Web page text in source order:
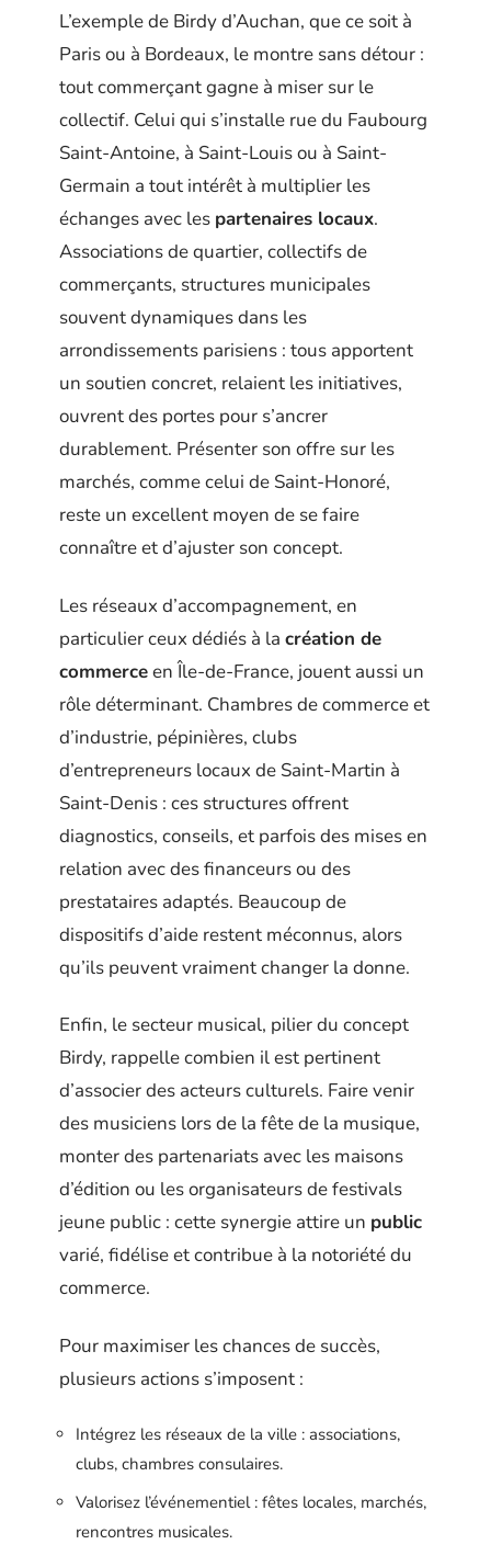
L’exemple de Birdy d’Auchan, que ce soit à
Paris ou à Bordeaux, le montre sans détour :
tout commerçant gagne à miser sur le
collectif. Celui qui s’installe rue du Faubourg
Saint-Antoine, à Saint-Louis ou à Saint-
Germain a tout intérêt à multiplier les
échanges avec les partenaires locaux.
Associations de quartier, collectifs de
commerçants, structures municipales
souvent dynamiques dans les
arrondissements parisiens : tous apportent
un soutien concret, relaient les initiatives,
ouvrent des portes pour s’ancrer
durablement. Présenter son offre sur les
marchés, comme celui de Saint-Honoré,
reste un excellent moyen de se faire
connaître et d’ajuster son concept.
Les réseaux d’accompagnement, en
particulier ceux dédiés à la création de
commerceen Île-de-France, jouent aussi un
rôle déterminant. Chambres de commerce et
d’industrie, pépinières, clubs
d’entrepreneurs locaux de Saint-Martin à
Saint-Denis : ces structures offrent
diagnostics, conseils, et parfois des mises en
relation avec des financeurs ou des
prestataires adaptés. Beaucoup de
dispositifs d’aide restent méconnus, alors
qu’ils peuvent vraiment changer la donne.
Enfin, le secteur musical, pilier du concept
Birdy, rappelle combien il est pertinent
d’associer des acteurs culturels. Faire venir
des musiciens lors de la fête de la musique,
monter des partenariats avec les maisons
d’édition ou les organisateurs de festivals
jeune public : cette synergie attire un public
varié, fidélise et contribue à la notoriété du
commerce.
Pour maximiser les chances de succès,
plusieurs actions s’imposent :
Intégrez les réseaux de la ville : associations,
clubs, chambres consulaires.
Valorisez l’événementiel : fêtes locales, marchés,
rencontres musicales.